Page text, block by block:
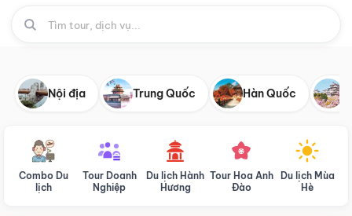
Nội địa Trung Quốc Hàn Quốc
Combo Du
lịch
Tour Doanh
Nghiệp
Du lịch Hành
Hương
Tour Hoa Anh
Đào
Du lịch Mùa
Hè